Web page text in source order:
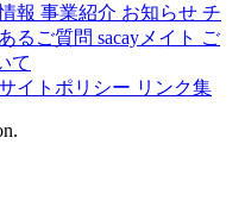
報 事業紹介 お知らせ チ
るご質問 sacayメイト ご
て
イトポリシー リンク集